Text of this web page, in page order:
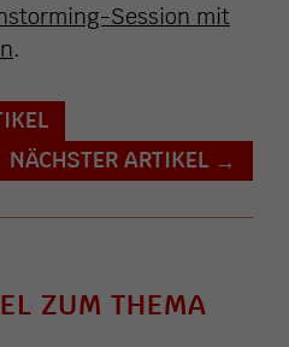
Session mit
.
NÄCHSTER ARTIKEL →
ZUM THEMA